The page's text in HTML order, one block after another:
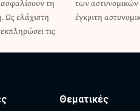
τη
Ως ελάχιστη
τις
ανέφερε η
έγκριτη
Θεματικές